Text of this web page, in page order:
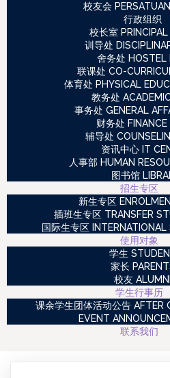
校友会
行政组织
校长室 PRINCIPAL
训导处
舍务处 HOSTEL
联课处 CO-
体育处 PHYSICAL
教务处
事务处 GENERAL
财务处 FINANCE
辅导处
资讯中心 IT
人事部 HUMAN
图书馆
招生专区
新生专区
插班生专区 TRANSFER
国际生专区
使用对象
学生
家长
校友 ALUMNI
学生行事历
课余学生团体活动公告 AFTER
EVENT
联系我们